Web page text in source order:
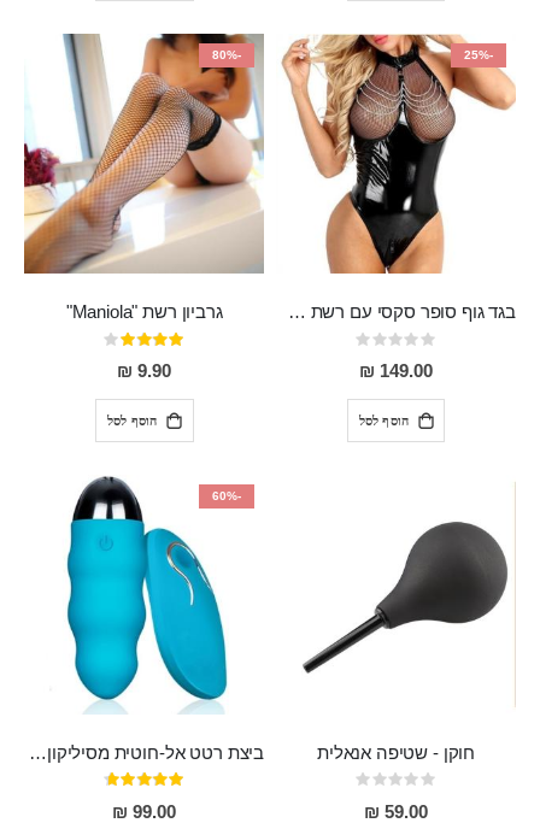
-25%
בגד גוף סופר סקסי עם רשת שקופה בחזה ושרשרות מלמעלה וריצרץ מלמטה Pan במפשעה
Rating:
0%
149.00 ₪
הוסף לסל
-80%
גרביון רשת "Maniola"
דירוג:
80%
9.90 ₪
הוסף לסל
חוקן - שטיפה אנאלית
Rating:
0%
59.00 ₪
-60%
ביצת רטט אל-חוטית מסיליקון רפואי בגודל של 8 ס"מ ורוחב 3 ס"מ בעלת 20 מהירויות שונות "ENKI"
דירוג:
93%
99.00 ₪